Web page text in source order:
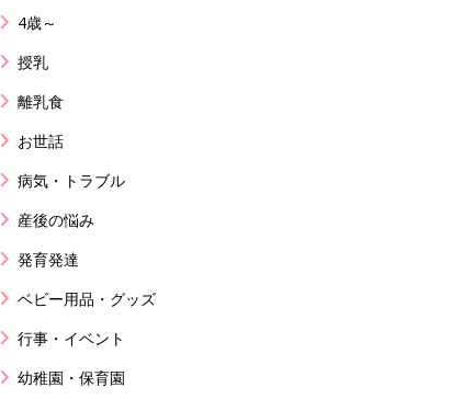
4歳～
授乳
離乳食
お世話
病気・トラブル
産後の悩み
発育発達
ベビー用品・グッズ
行事・イベント
幼稚園・保育園